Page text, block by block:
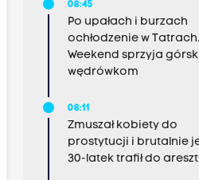
08:45
Po upałach i burzach
ochłodzenie w Tatrach.
Weekend sprzyja
wędrówkom
08:11
Zmuszał kobiety do
prostytucji i brutalnie je
30-latek trafił do